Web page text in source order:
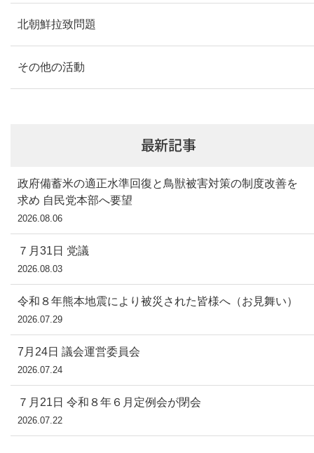
北朝鮮拉致問題
その他の活動
最新記事
政府備蓄米の適正水準回復と鳥獣被害対策の制度改善を
求め 自民党本部へ要望
2026.08.06
７月31日 党議
2026.08.03
令和８年熊本地震により被災された皆様へ（お見舞い）
2026.07.29
7月24日 議会運営委員会
2026.07.24
７月21日 令和８年６月定例会が閉会
2026.07.22